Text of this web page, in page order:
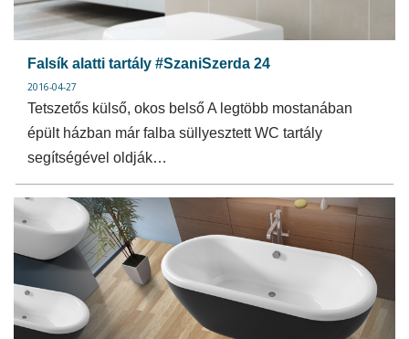
Falsík alatti tartály #SzaniSzerda 24
2016-04-27
Tetszetős külső, okos belső A legtöbb mostanában
épült házban már falba süllyesztett WC tartály
segítségével oldják…